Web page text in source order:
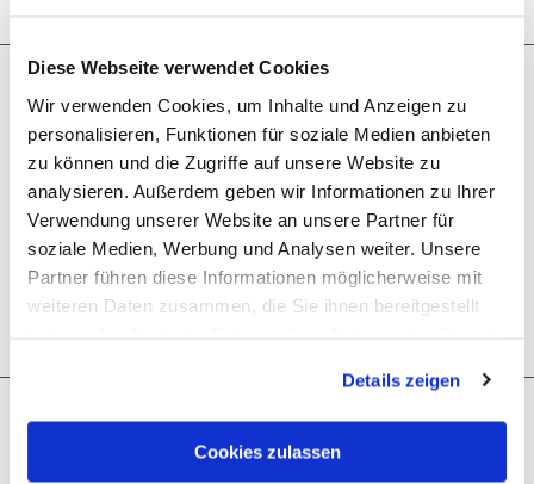
Diese Webseite verwendet Cookies
Wir verwenden Cookies, um Inhalte und Anzeigen zu
personalisieren, Funktionen für soziale Medien anbieten
zu können und die Zugriffe auf unsere Website zu
analysieren. Außerdem geben wir Informationen zu Ihrer
Verwendung unserer Website an unsere Partner für
soziale Medien, Werbung und Analysen weiter. Unsere
Partner führen diese Informationen möglicherweise mit
weiteren Daten zusammen, die Sie ihnen bereitgestellt
Cookies, wenn Sie unsere Webseite weiterhin nutzen.
Details zeigen
Cookies zulassen
Wat zou je als volgende willen
doen?
GPX downloaden
Misschien bent u ook geïnteresseerd in